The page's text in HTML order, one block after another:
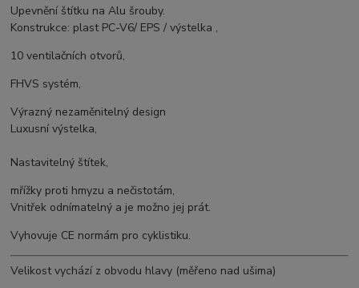
Upevnění štítku na Alu šrouby.
Konstrukce: plast PC-V6/ EPS / výstelka ,
10 ventilačních otvorů,
FHVS systém,
Výrazný nezaměnitelný design
Luxusní výstelka,
Nastavitelný štítek,
mřížky proti hmyzu a nečistotám,
Vnitřek odnímatelný a je možno jej prát.
Vyhovuje CE normám pro cyklistiku.
Velikost vychází z obvodu hlavy (měřeno nad ušima)